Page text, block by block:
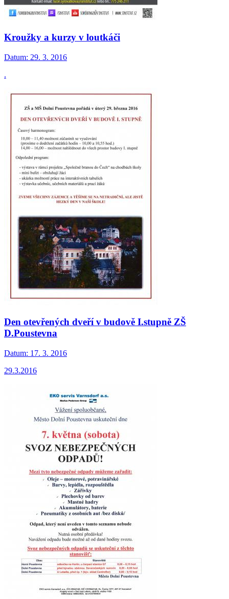
Kroužky a kurzy v loutkáči
Datum: 29. 3. 2016
.
Den otevřených dveří v budově I.stupně ZŠ
D.Poustevna
Datum: 17. 3. 2016
29.3.2016